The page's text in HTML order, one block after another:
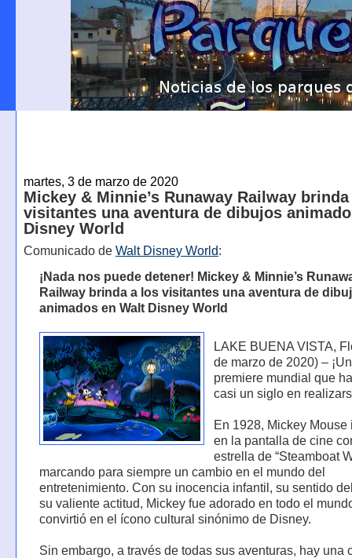
martes, 3 de marzo de 2020
Mickey & Minnie’s Runaway Railway
visitantes una aventura de dibujos
Disney World
Comunicado de Walt Disney World:
¡Nada nos puede detener! Mickey & Minnie’s
Railway brinda a los visitantes una aventura de
animados en Walt Disney World
LAKE BUENA VISTA,
de marzo de 2020) –
premiere mundial que
casi un siglo en
En 1928, Mickey Mouse
en la pantalla de cine
estrella de “Steamboat
marcando para siempre un cambio en el mundo del
entretenimiento. Con su inocencia infantil, su sentido
su valiente actitud, Mickey fue adorado en todo el
convirtió en el ícono cultural sinónimo de Disney.
Sin embargo, a través de todas sus aventuras, hay una